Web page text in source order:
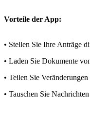
Vorteile der App:
• Stellen Sie Ihre Anträge
• Laden Sie Dokumente
• Teilen Sie
• Tauschen Sie